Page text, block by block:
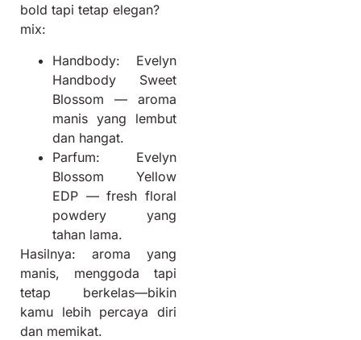
bold tapi tetap elegan?
mix:
Handbody: Evelyn
Handbody Sweet
Blossom — aroma
manis yang lembut
dan hangat.
Parfum: Evelyn
Blossom Yellow
EDP — fresh floral
powdery yang
tahan lama.
Hasilnya: aroma yang
manis, menggoda tapi
tetap berkelas—bikin
kamu lebih percaya diri
dan memikat.